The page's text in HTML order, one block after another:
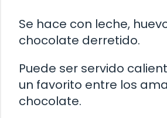
Se hace con leche,
chocolate derretido.
Puede ser servido
un favorito entre los
chocolate.